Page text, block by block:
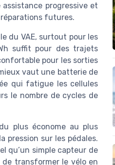
progressive et
réparations futures.
du VAE, surtout pour les
suffit pour des trajets
pour les sorties
vaut une batterie de
qui fatigue les cellules
le nombre de cycles de
plus économe au plus
pression sur les pédales.
qu’un simple capteur de
de transformer le vélo en